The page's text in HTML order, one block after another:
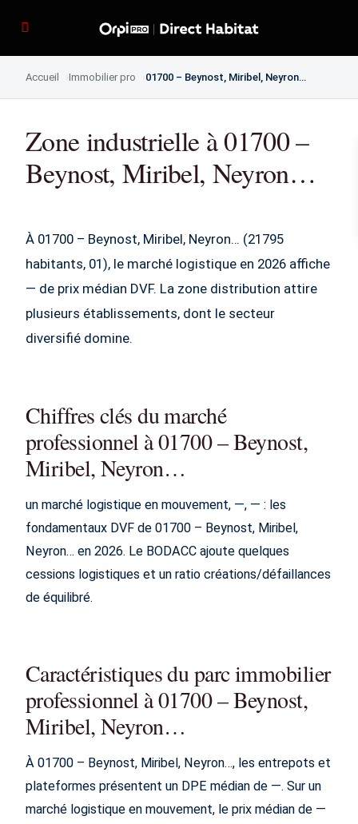
Accueil Immobilier pro 01700 – Beynost, Miribel, Neyron…
Zone industrielle à 01700 –
Beynost, Miribel, Neyron…
À 01700 – Beynost, Miribel, Neyron… (21795
habitants, 01), le marché logistique en 2026 affiche
— de prix médian DVF. La zone distribution attire
plusieurs établissements, dont le secteur
diversifié domine.
Chiffres clés du marché
professionnel à 01700 – Beynost,
Miribel, Neyron…
un marché logistique en mouvement, —, — : les
fondamentaux DVF de 01700 – Beynost, Miribel,
Neyron… en 2026. Le BODACC ajoute quelques
cessions logistiques et un ratio créations/défaillances
de équilibré.
Caractéristiques du parc immobilier
professionnel à 01700 – Beynost,
Miribel, Neyron…
À 01700 – Beynost, Miribel, Neyron…, les entrepots et
plateformes présentent un DPE médian de —. Sur un
marché logistique en mouvement, le prix médian de —